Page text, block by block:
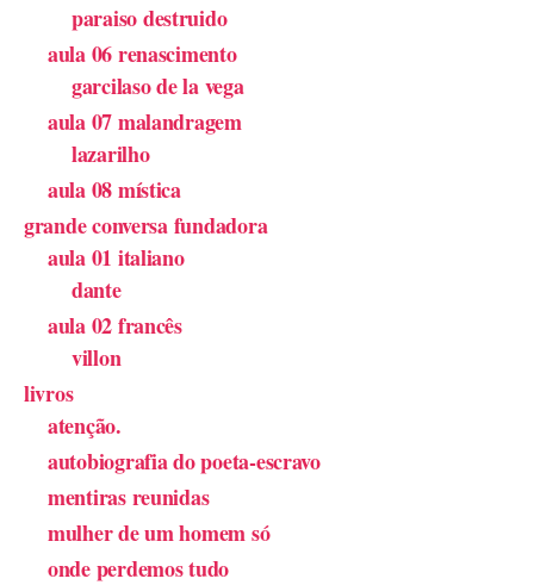
paraiso destruido
aula 06 renascimento
garcilaso de la vega
aula 07 malandragem
lazarilho
aula 08 mística
grande conversa fundadora
aula 01 italiano
dante
aula 02 francês
villon
livros
atenção.
autobiografia do poeta-escravo
mentiras reunidas
mulher de um homem só
onde perdemos tudo